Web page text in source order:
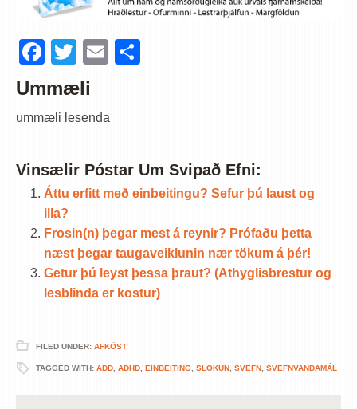
Facebook
TwitterEmail
Ummæli
ummæli lesenda
Vinsælir Póstar Um Svipað Efni:
Áttu erfitt með einbeitingu? Sefur þú laust og
illa?
Frosin(n) þegar mest á reynir? Prófaðu þetta
næst þegar taugaveiklunin nær tökum á þér!
Getur þú leyst þessa þraut? (Athyglisbrestur og
lesblinda er kostur)
FILED UNDER: AFKÖST
TAGGED WITH: ADD ADHD EINBEITING SLÖKUN SVEFN SVEFNVANDAMÁL